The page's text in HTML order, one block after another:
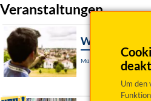
Um den
Veranstaltungen
Whisky
München, Wiener Platz